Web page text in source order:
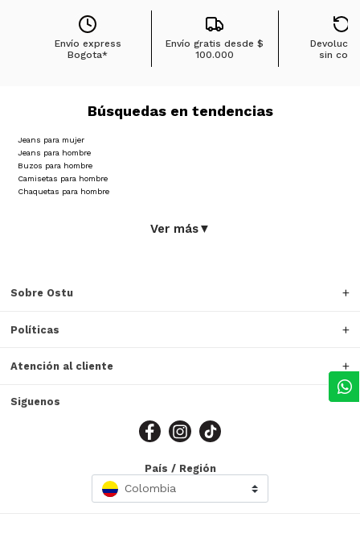
Envío express
Bogota*
Envío gratis desde$
100.000
sin
Búsquedas en tendencias
Jeans para mujer
Jeans para hombre
Buzos para hombre
Camisetas para hombre
Chaquetas para hombre
Ver más▼
Sobre Ostu
Políticas
Atención al cliente
Siguenos
País / Región
Colombia